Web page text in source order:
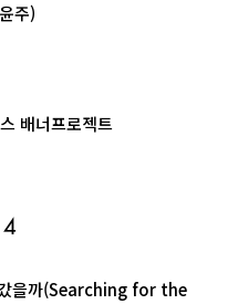
주)
배너프로젝트
갔을까(Searching for the